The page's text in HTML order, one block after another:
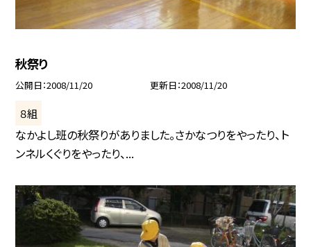
秋祭り
公開日 2008/11/20 更新日 2008/11/20
８組
なかよし班の秋祭りがありました。さかなつりをやったり、ト
ンネルくぐりをやったり、...